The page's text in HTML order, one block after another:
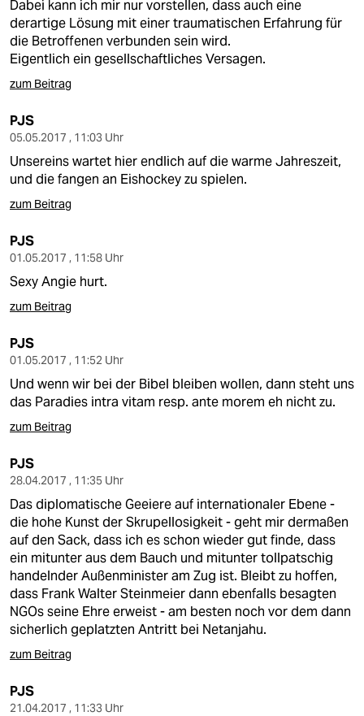
Dabei kann ich mir nur vorstellen, dass auch eine
derartige Lösung mit einer traumatischen Erfahrung für
die Betroffenen verbunden sein wird.
Eigentlich ein gesellschaftliches Versagen.
zum Beitrag
PJS
05.05.2017 , 11:03 Uhr
Unsereins wartet hier endlich auf die warme Jahreszeit,
und die fangen an Eishockey zu spielen.
zum Beitrag
PJS
01.05.2017 , 11:58 Uhr
Sexy Angie hurt.
zum Beitrag
PJS
01.05.2017 , 11:52 Uhr
Und wenn wir bei der Bibel bleiben wollen, dann steht uns
das Paradies intra vitam resp. ante morem eh nicht zu.
zum Beitrag
PJS
28.04.2017 , 11:35 Uhr
Das diplomatische Geeiere auf internationaler Ebene -
die hohe Kunst der Skrupellosigkeit - geht mir dermaßen
auf den Sack, dass ich es schon wieder gut finde, dass
ein mitunter aus dem Bauch und mitunter tollpatschig
handelnder Außenminister am Zug ist. Bleibt zu hoffen,
dass Frank Walter Steinmeier dann ebenfalls besagten
NGOs seine Ehre erweist - am besten noch vor dem dann
sicherlich geplatzten Antritt bei Netanjahu.
zum Beitrag
PJS
21.04.2017 , 11:33 Uhr